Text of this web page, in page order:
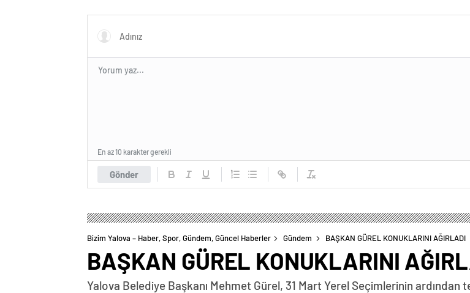
Programı
Gönder
En az 10 karakter gerekli
Bizim Yalova – Haber, Spor, Gündem, Güncel Haberler Gündem BAŞKAN GÜREL KONUKLARINI AĞIRLADI
BAŞKAN GÜREL KONUKLARINI
Yalova Belediye Başkanı Mehmet Gürel, 31 Mart Yerel Seçimlerinin ardından